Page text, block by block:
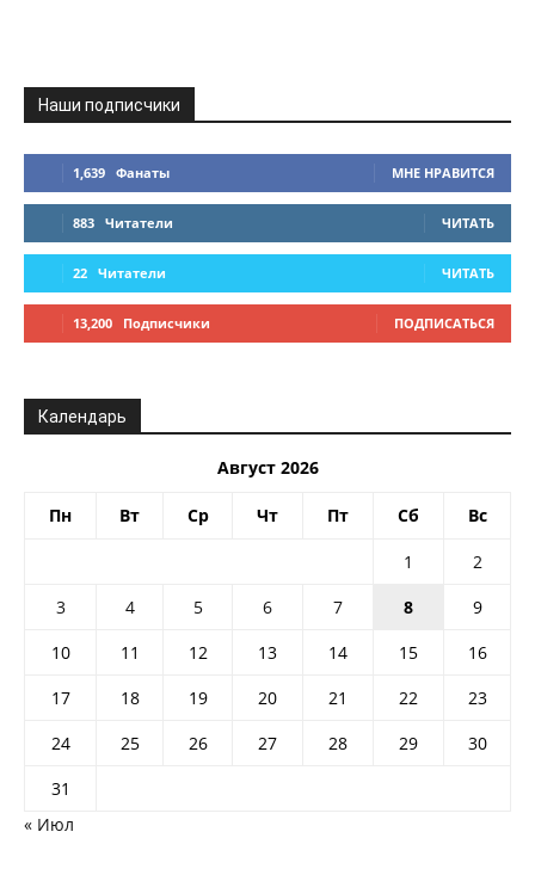
Наши подписчики
1,639 Фанаты МНЕ НРАВИТСЯ
883 Читатели ЧИТАТЬ
22 Читатели ЧИТАТЬ
13,200 Подписчики ПОДПИСАТЬСЯ
Календарь
Август 2026
Пн Вт Ср Чт Пт Сб Вс
1
2
3
4 5 6 7 8
9
10
11 12 13 14 15
16
17
18 19 20 21 22
23
24
25 26 27 28 29
30
31
« Июл